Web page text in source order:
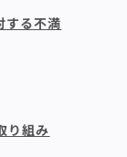
する不満
り組み